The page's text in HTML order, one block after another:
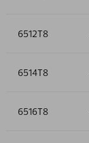
6512T8
6514T8
6516T8